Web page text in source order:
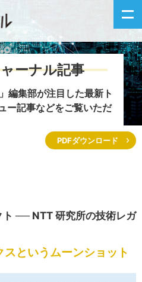
情報
カレンダー
マップ
ーナル記事
編集部が注目した最新ト
ー記事などをご覧いただ
PDFダウンロード
── NTT 研究所の技術レガ
というムーンショット